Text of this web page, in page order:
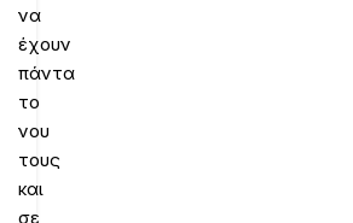
να
έχουν
πάντα
το
νου
τους
και
σε